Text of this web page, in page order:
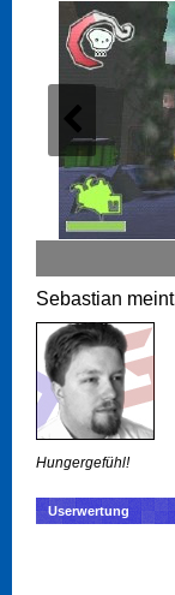
Sebastian
Hungergefühl!
Userwertung